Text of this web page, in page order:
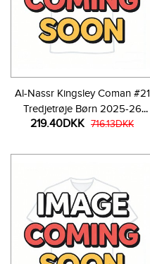
Al-Nassr Kingsley Coman #21
Tredjetrøje Børn 2025-26
Kortærmet (+ Korte bukser)
219.40DKK 716.13DKK